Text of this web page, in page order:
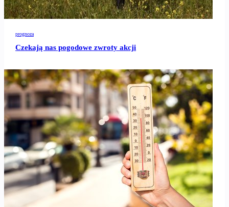
prognoza
Czekają nas pogodowe zwroty akcji